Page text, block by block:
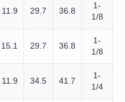
11.9 29.7 36.8
1-
1/8
15.1 29.7 36.8
1-
1/8
11.9 34.5 41.7
1-
1/4